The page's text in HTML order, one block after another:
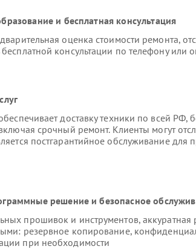
и бесплатная консультация
оценка стоимости ремонта,
консультации по телефону или
доставку техники по всей РФ,
срочный ремонт. Клиенты могут
постгарантийное обслуживание для
решение и безопасное
прошивок и инструментов, аккуратная
резервное копирование,
при необходимости